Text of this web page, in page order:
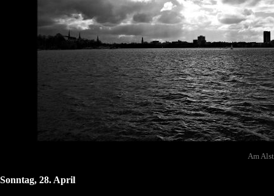
Am
Sonntag, 28. April